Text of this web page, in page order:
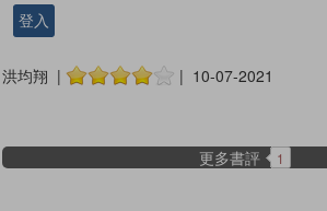
登入
洪均翔 | | 10-07-2021
更多書評 1